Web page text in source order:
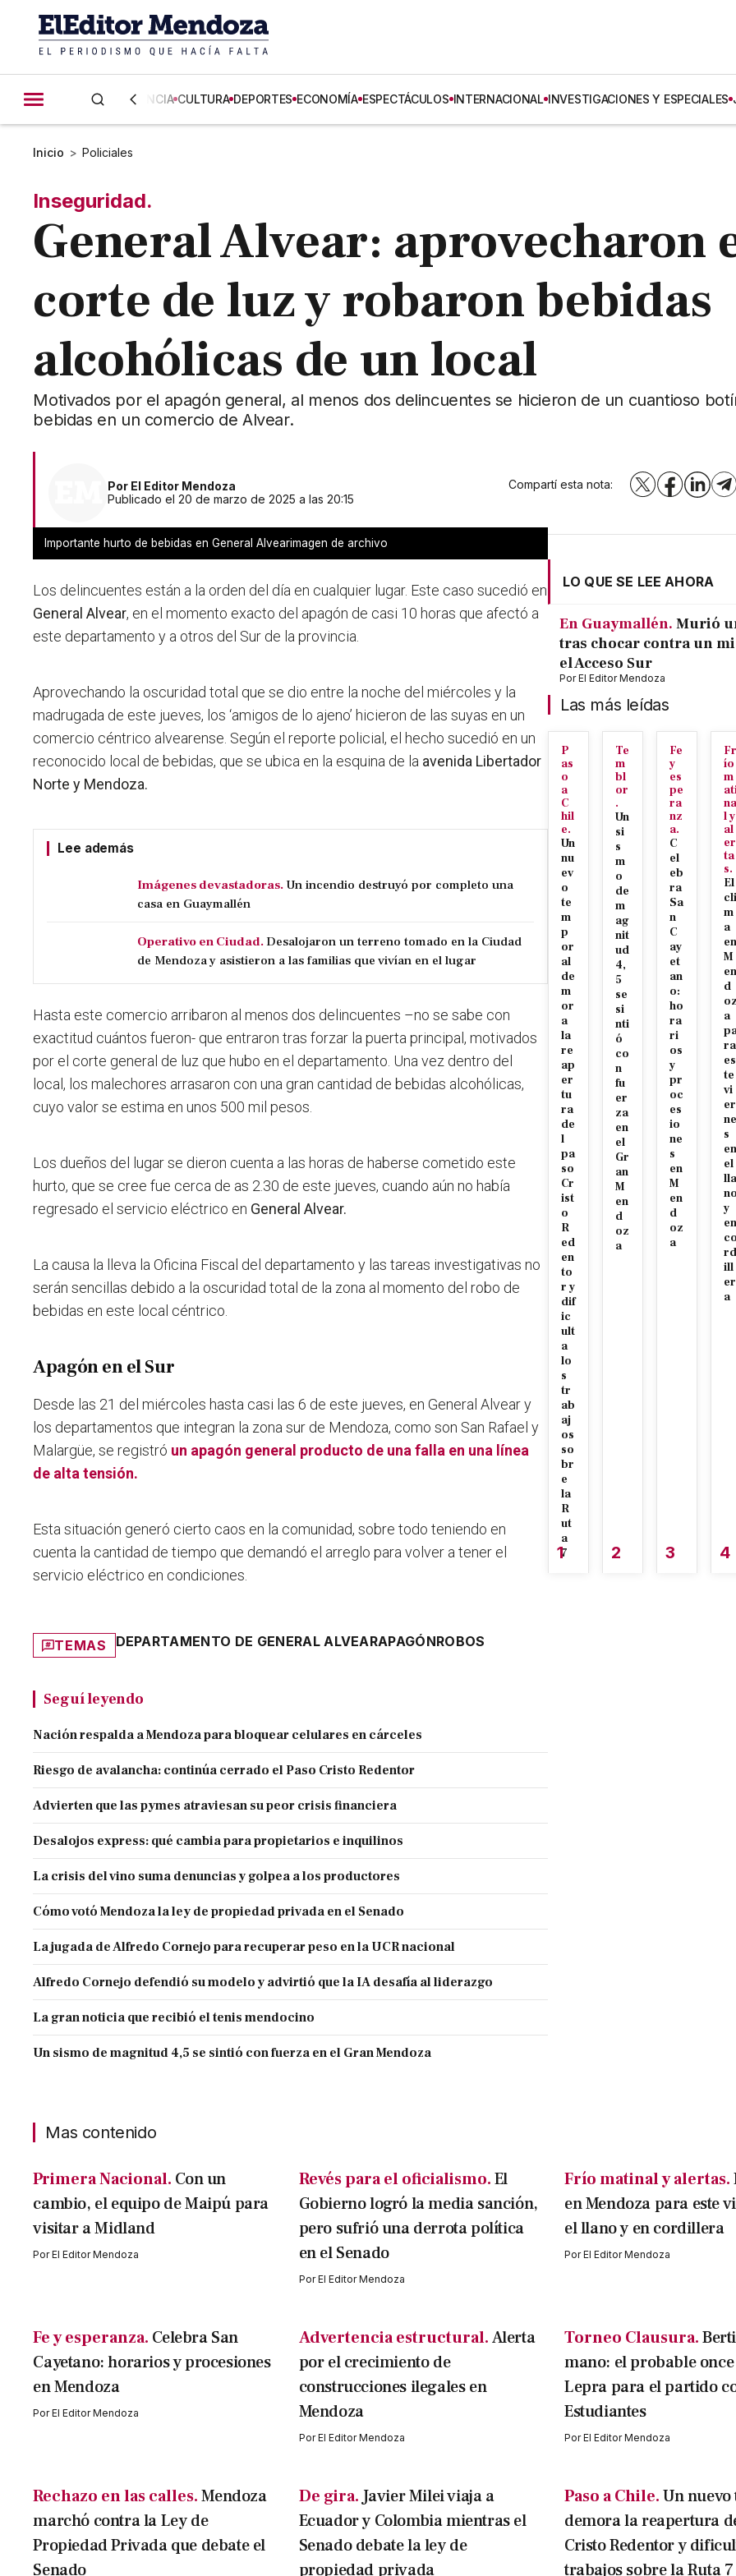
CIENCIA CULTURA DEPORTES ECONOMÍA ESPECTÁCULOS INTERNACIONAL INVESTIGACIONES Y ESPECIALES
Inicio > Policiales
Inseguridad.
General Alvear: aprovecharon
corte de luz y robaron bebidas
alcohólicas de un local
Motivados por el apagón general, al menos dos delincuentes se hicieron de un cuantioso
bebidas en un comercio de Alvear.
Por El Editor Mendoza
Publicado el 20 de marzo de 2025 a las 20:15
Compartí esta nota: X Facebook
Importante hurto de bebidas en General Alvearimagen de archivo
Los delincuentes están a la orden del día en cualquier lugar. Este caso sucedió en
General Alvear, en el momento exacto del apagón de casi 10 horas que afectó a
este departamento y a otros del Sur de la provincia.
Aprovechando la oscuridad total que se dio entre la noche del miércoles y la
madrugada de este jueves, los ‘amigos de lo ajeno’ hicieron de las suyas en un
comercio céntrico alvearense. Según el reporte policial, el hecho sucedió en un
reconocido local de bebidas, que se ubica en la esquina de la avenida Libertador
Norte y Mendoza.
Lee además
Imágenes devastadoras. Un incendio destruyó por completo una
casa en Guaymallén
Operativo en Ciudad. Desalojaron un terreno tomado en la Ciudad
de Mendoza y asistieron a las familias que vivían en el lugar
Hasta este comercio arribaron al menos dos delincuentes –no se sabe con
exactitud cuántos fueron- que entraron tras forzar la puerta principal, motivados
por el corte general de luz que hubo en el departamento. Una vez dentro del
local, los malechores arrasaron con una gran cantidad de bebidas alcohólicas,
cuyo valor se estima en unos 500 mil pesos.
Los dueños del lugar se dieron cuenta a las horas de haberse cometido este
hurto, que se cree fue cerca de as 2.30 de este jueves, cuando aún no había
regresado el servicio eléctrico en General Alvear.
La causa la lleva la Oficina Fiscal del departamento y las tareas investigativas no
serán sencillas debido a la oscuridad total de la zona al momento del robo de
bebidas en este local céntrico.
Apagón en el Sur
Desde las 21 del miércoles hasta casi las 6 de este jueves, en General Alvear y
los departamentos que integran la zona sur de Mendoza, como son San Rafael y
Malargüe, se registró un apagón general producto de una falla en una línea
de alta tensión.
Esta situación generó cierto caos en la comunidad, sobre todo teniendo en
cuenta la cantidad de tiempo que demandó el arreglo para volver a tener el
servicio eléctrico en condiciones.
TEMAS DEPARTAMENTO DE GENERAL ALVEARAPAGÓNROBOS
Seguí leyendo
Nación respalda a Mendoza para bloquear celulares en cárceles
Riesgo de avalancha: continúa cerrado el Paso Cristo Redentor
Advierten que las pymes atraviesan su peor crisis financiera
Desalojos express: qué cambia para propietarios e inquilinos
La crisis del vino suma denuncias y golpea a los productores
Cómo votó Mendoza la ley de propiedad privada en el Senado
La jugada de Alfredo Cornejo para recuperar peso en la UCR nacional
Alfredo Cornejo defendió su modelo y advirtió que la IA desafía al liderazgo
La gran noticia que recibió el tenis mendocino
Un sismo de magnitud 4,5 se sintió con fuerza en el Gran Mendoza
LO QUE SE LEE AHORA
En Guaymallén. Murió
tras chocar contra un
el Acceso Sur
PorEl Editor Mendoza
Las más leídas
P
as
o
a
C
hil
e.
Un
nu
ev
o
te
m
p
or
al
de
m
or
a
la
re
ap
er
tu
ra
de
l
pa
so
Cr
ist
o
R
ed
en
to
r y
dif
ic
ult
a
lo
s
tr
ab
aj
os
so
br
e
la
R
ut
a
7
1
Te
m
bl
or
.
Un
si
s
m
o
de
m
ag
nit
ud
4,
5
se
si
nti
ó
co
n
fu
er
za
en
el
Gr
an
M
en
d
oz
a
2
Fe
y
es
pe
ra
nz
a.
C
el
eb
ra
Sa
n
C
ay
et
an
o:
ho
ra
ri
os
y
pr
oc
es
io
ne
s
en
M
en
d
oz
a
3
Fr
ío
m
na
l y
al
er
ta
s.
El
cli
m
a
en
M
en
d
a
ra
es
te
vi
er
ne
s
en
el
lla
y
en
rd
ill
er
a
4
Mas contenido
Primera Nacional. Con un
cambio, el equipo de Maipú para
visitar a Midland
PorEl Editor Mendoza
Revés para el oficialismo.El
Gobierno logró la media sanción,
pero sufrió una derrota política
en el Senado
PorEl Editor Mendoza
Frío matinal y alertas.
en Mendoza para este
el llano y en cordillera
PorEl Editor Mendoza
Fe y esperanza. Celebra San
Cayetano: horarios y procesiones
en Mendoza
PorEl Editor Mendoza
Advertencia estructural.Alerta
por el crecimiento de
construcciones ilegales en
Mendoza
PorEl Editor Mendoza
Torneo Clausura.
mano: el probable
Lepra para el partido
Estudiantes
PorEl Editor Mendoza
Rechazo en las calles. Mendoza
marchó contra la Ley de
Propiedad Privada que debate el
Senado
De gira. Javier Milei viaja a
Ecuador y Colombia mientras el
Senado debate la ley de
propiedad privada
Paso a Chile.Un
demora la reapertura
Cristo Redentor y
trabajos sobre la Ruta 7